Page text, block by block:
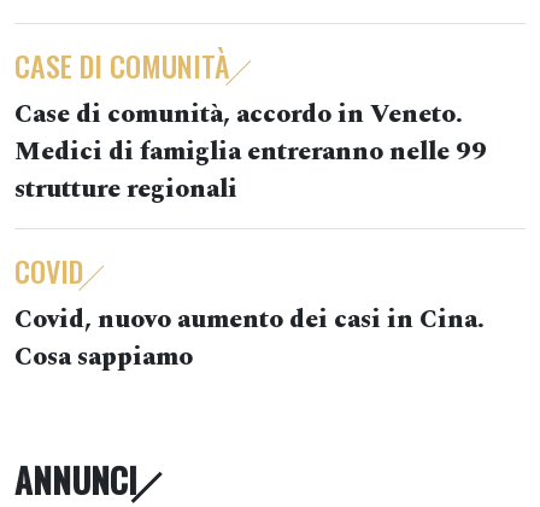
CASE DI COMUNITÀ
Case di comunità, accordo in Veneto.
Medici di famiglia entreranno nelle 99
strutture regionali
COVID
Covid, nuovo aumento dei casi in Cina.
Cosa sappiamo
ANNUNCI